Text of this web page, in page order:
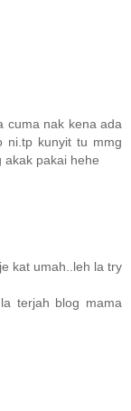
cuma nak kena ada
ni.tp kunyit tu mmg
akak pakai hehe
kat umah..leh la try
terjah blog mama